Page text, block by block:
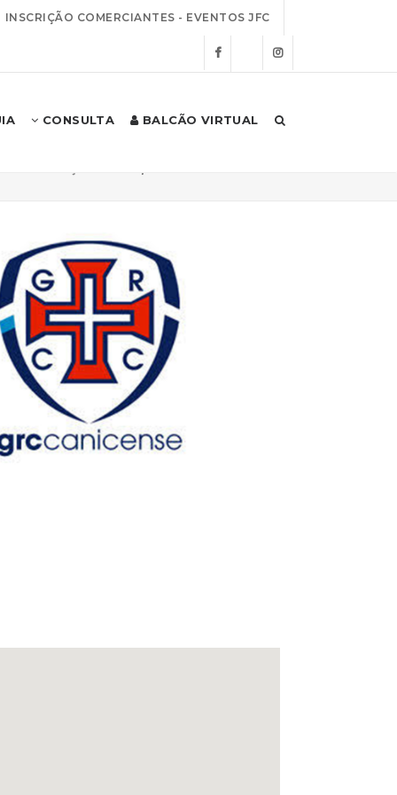
INSCRIÇÃO COMERCIANTES - EVENTOS JFC
CONSULTA BALCÃO VIRTUAL